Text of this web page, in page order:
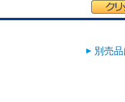
別売